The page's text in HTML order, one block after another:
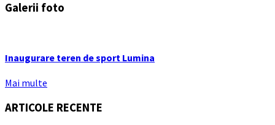
Galerii foto
Inaugurare teren de sport Lumina
Mai multe
ARTICOLE RECENTE